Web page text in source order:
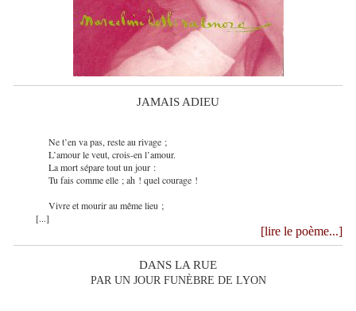
JAMAIS ADIEU
Ne t’en va pas, reste au rivage ;
L’amour le veut, crois-en l’amour.
La mort sépare tout un jour :
Tu fais comme elle ; ah ! quel courage !
Vivre et mourir au même lieu ;
[...]
[lire le poème...]
DANS LA RUE
PAR UN JOUR FUNÈBRE DE LYON